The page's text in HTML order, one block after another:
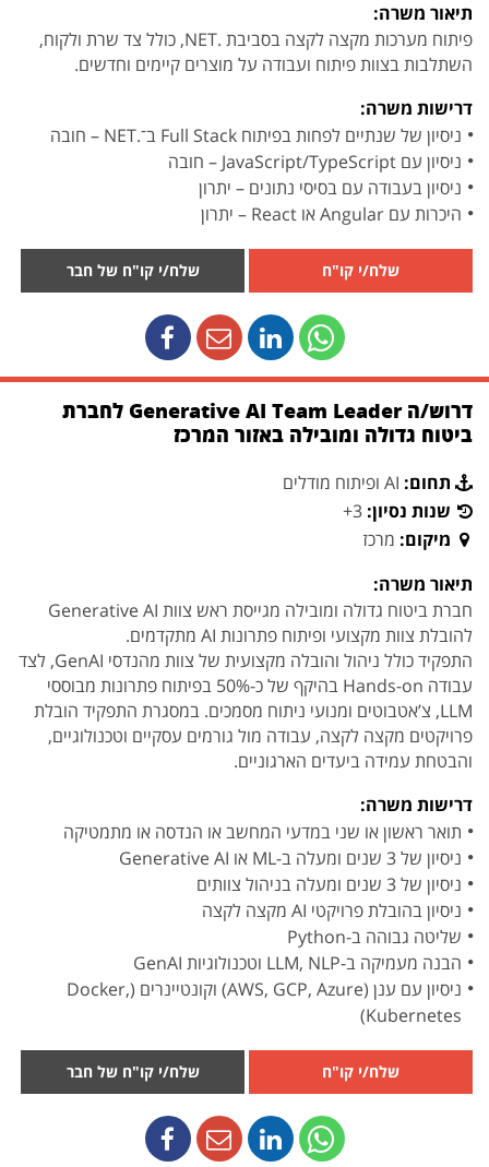
תיאור משרה:
פיתוח מערכות מקצה לקצה בסביבת .NET, כולל צד שרת ולקוח,
השתלבות בצוות פיתוח ועבודה על מוצרים קיימים וחדשים.
דרישות משרה:
ניסיון של שנתיים לפחות בפיתוח Full Stack ב־.NET – חובה
ניסיון עם JavaScript/TypeScript – חובה
ניסיון בעבודה עם בסיסי נתונים – יתרון
היכרות עם Angular או React – יתרון
שלח/י קו"ח שלח/י קו"ח של חבר
דרוש/ה Generative AI Team Leader לחברת
ביטוח גדולה ומובילה באזור המרכז
תחום: AI ופיתוח מודלים
שנות נסיון: 3+
מיקום: מרכז
תיאור משרה:
חברת ביטוח גדולה ומובילה מגייסת ראש צוות Generative AI
להובלת צוות מקצועי ופיתוח פתרונות AI מתקדמים.
התפקיד כולל ניהול והובלה מקצועית של צוות מהנדסי GenAI, לצד
עבודה Hands-on בהיקף של כ-50% בפיתוח פתרונות מבוססי
LLM, צ’אטבוטים ומנועי ניתוח מסמכים. במסגרת התפקיד הובלת
פרויקטים מקצה לקצה, עבודה מול גורמים עסקיים וטכנולוגיים,
והבטחת עמידה ביעדים הארגוניים.
דרישות משרה:
תואר ראשון או שני במדעי המחשב או הנדסה או מתמטיקה
ניסיון של 3 שנים ומעלה ב-ML או Generative AI
ניסיון של 3 שנים ומעלה בניהול צוותים
ניסיון בהובלת פרויקטי AI מקצה לקצה
שליטה גבוהה ב-Python
הבנה מעמיקה ב-LLM, NLP וטכנולוגיות GenAI
ניסיון עם ענן (AWS, GCP, Azure) וקונטיינרים (Docker,
Kubernetes)
שלח/י קו"ח שלח/י קו"ח של חבר